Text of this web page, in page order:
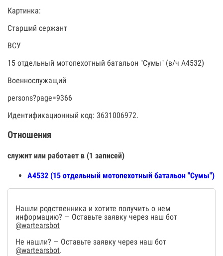
Картинка:
Старший сержант
ВСУ
15 отдельный мотопехотный батальон "Сумы" (в/ч А4532)
Военнослужащий
persons?page=9366
Идентификационный код: 3631006972.
Отношения
служит или работает в (1 записей)
А4532 (15 отдельный мотопехотный батальон "Сумы")
Нашли родственника и хотите получить о нем
информацию? — Оставьте заявку через наш бот
@wartearsbot
Не нашли? — Оставьте заявку через наш бот
@wartearsbot.